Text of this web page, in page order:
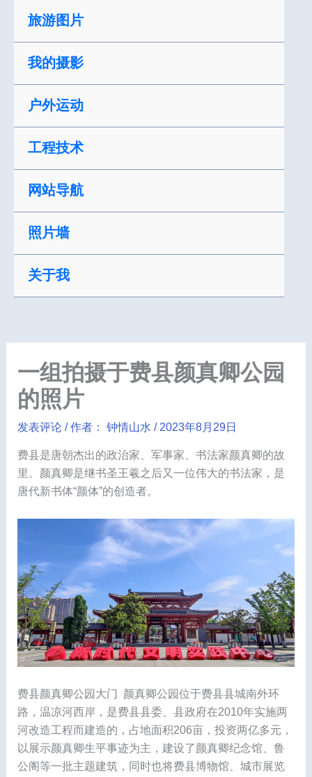
旅游图片
我的摄影
户外运动
工程技术
网站导航
照片墙
关于我
一组拍摄于费县颜真卿公园
的照片
发表评论 / 作者： 钟情山水 / 2023年8月29日
费县是唐朝杰出的政治家、军事家、书法家颜真卿的故
里。颜真卿是继书圣王羲之后又一位伟大的书法家，是
唐代新书体“颜体”的创造者。
费县颜真卿公园大门 颜真卿公园位于费县县城南外环
路，温凉河西岸，是费县县委、县政府在2010年实施两
河改造工程而建造的，占地面积206亩，投资两亿多元，
以展示颜真卿生平事迹为主，建设了颜真卿纪念馆、鲁
公阁等一批主题建筑，同时也将费县博物馆、城市展览